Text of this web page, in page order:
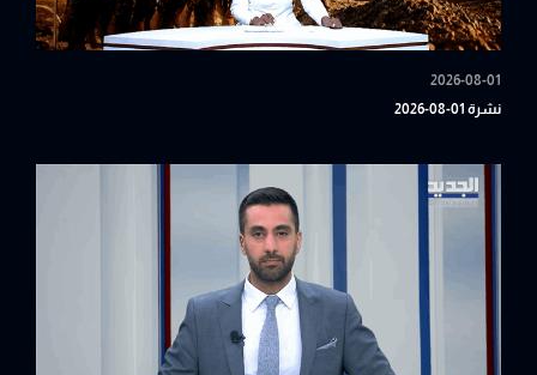
2026-08-01
نشرة 01-08-2026